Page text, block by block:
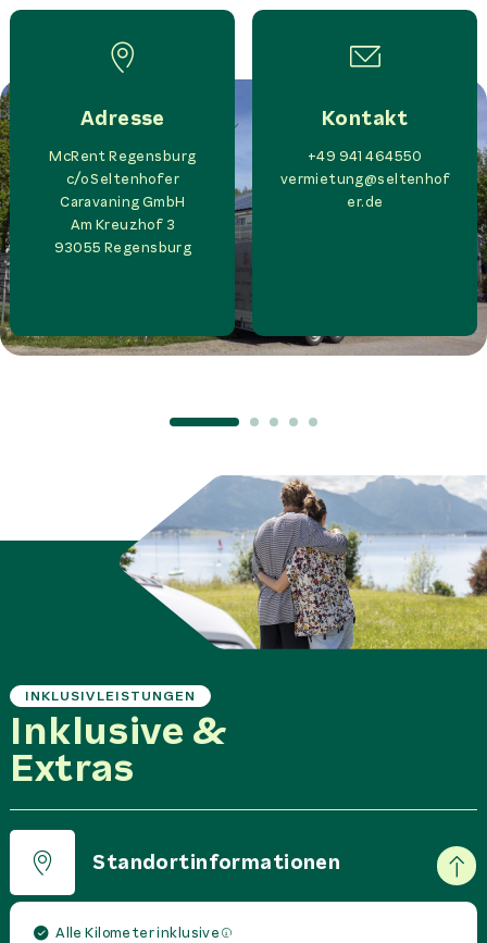
Adresse
McRent Regensburg
c/oSeltenhofer
Caravaning GmbH
Am Kreuzhof 3
93055 Regensburg
Kontakt
+49 941 464550
vermietung@seltenhof
er.de
INKLUSIVLEISTUNGEN
Inklusive &
Extras
Standortinformationen
Alle Kilometer inklusive